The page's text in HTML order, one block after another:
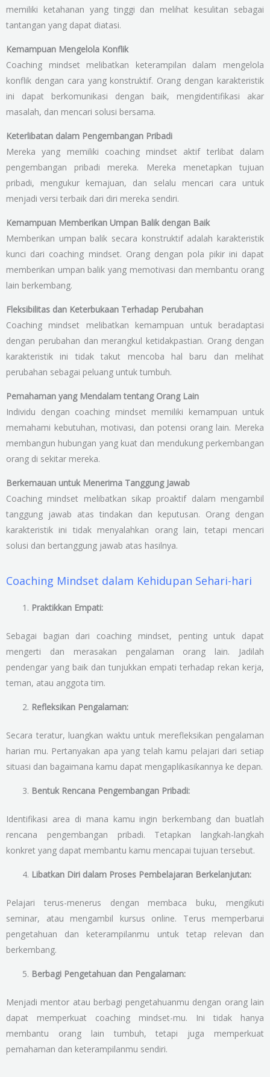
memiliki ketahanan yang tinggi dan melihat kesulitan sebagai
tantangan yang dapat diatasi.
Kemampuan Mengelola Konflik
Coaching mindset melibatkan keterampilan dalam mengelola
konflik dengan cara yang konstruktif. Orang dengan karakteristik
ini dapat berkomunikasi dengan baik, mengidentifikasi akar
masalah, dan mencari solusi bersama.
Keterlibatan dalam Pengembangan Pribadi
Mereka yang memiliki coaching mindset aktif terlibat dalam
pengembangan pribadi mereka. Mereka menetapkan tujuan
pribadi, mengukur kemajuan, dan selalu mencari cara untuk
menjadi versi terbaik dari diri mereka sendiri.
Kemampuan Memberikan Umpan Balik dengan Baik
Memberikan umpan balik secara konstruktif adalah karakteristik
kunci dari coaching mindset. Orang dengan pola pikir ini dapat
memberikan umpan balik yang memotivasi dan membantu orang
lain berkembang.
Fleksibilitas dan Keterbukaan Terhadap Perubahan
Coaching mindset melibatkan kemampuan untuk beradaptasi
dengan perubahan dan merangkul ketidakpastian. Orang dengan
karakteristik ini tidak takut mencoba hal baru dan melihat
perubahan sebagai peluang untuk tumbuh.
Pemahaman yang Mendalam tentang Orang Lain
Individu dengan coaching mindset memiliki kemampuan untuk
memahami kebutuhan, motivasi, dan potensi orang lain. Mereka
membangun hubungan yang kuat dan mendukung perkembangan
orang di sekitar mereka.
Berkemauan untuk Menerima Tanggung Jawab
Coaching mindset melibatkan sikap proaktif dalam mengambil
tanggung jawab atas tindakan dan keputusan. Orang dengan
karakteristik ini tidak menyalahkan orang lain, tetapi mencari
solusi dan bertanggung jawab atas hasilnya.
Coaching Mindset dalam Kehidupan Sehari-hari
Praktikkan Empati:
Sebagai bagian dari coaching mindset, penting untuk dapat
mengerti dan merasakan pengalaman orang lain. Jadilah
pendengar yang baik dan tunjukkan empati terhadap rekan kerja,
teman, atau anggota tim.
Refleksikan Pengalaman:
Secara teratur, luangkan waktu untuk merefleksikan pengalaman
harian mu. Pertanyakan apa yang telah kamu pelajari dari setiap
situasi dan bagaimana kamu dapat mengaplikasikannya ke depan.
Bentuk Rencana Pengembangan Pribadi:
Identifikasi area di mana kamu ingin berkembang dan buatlah
rencana pengembangan pribadi. Tetapkan langkah-langkah
konkret yang dapat membantu kamu mencapai tujuan tersebut.
Libatkan Diri dalam Proses Pembelajaran Berkelanjutan:
Pelajari terus-menerus dengan membaca buku, mengikuti
seminar, atau mengambil kursus online. Terus memperbarui
pengetahuan dan keterampilanmu untuk tetap relevan dan
berkembang.
Berbagi Pengetahuan dan Pengalaman:
Menjadi mentor atau berbagi pengetahuanmu dengan orang lain
dapat memperkuat coaching mindset-mu. Ini tidak hanya
membantu orang lain tumbuh, tetapi juga memperkuat
pemahaman dan keterampilanmu sendiri.